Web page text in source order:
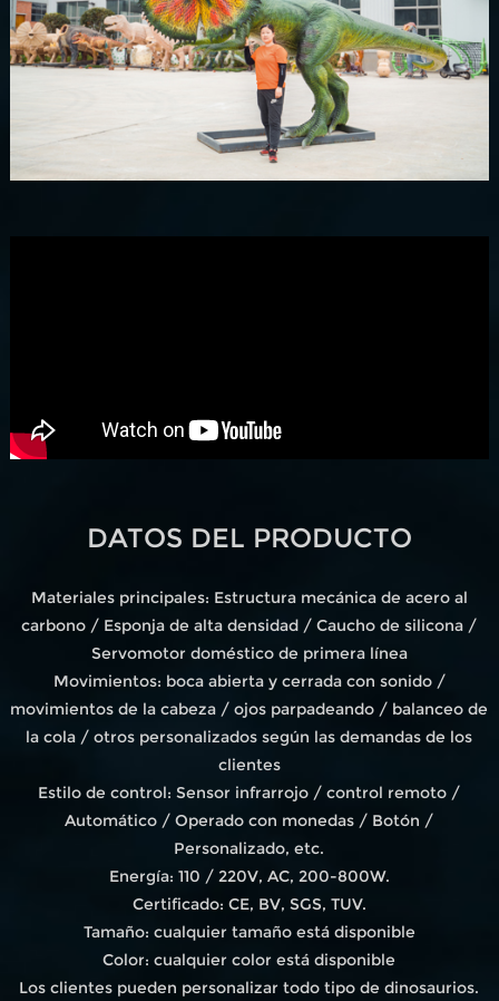
DATOS DEL PRODUCTO
Materiales principales: Estructura mecánica de acero al
carbono / Esponja de alta densidad / Caucho de silicona /
Servomotor doméstico de primera línea
Movimientos: boca abierta y cerrada con sonido /
movimientos de la cabeza / ojos parpadeando / balanceo de
la cola / otros personalizados según las demandas de los
clientes
Estilo de control: Sensor infrarrojo / control remoto /
Automático / Operado con monedas / Botón /
Personalizado, etc.
Energía: 110 / 220V, AC, 200-800W.
Certificado: CE, BV, SGS, TUV.
Tamaño: cualquier tamaño está disponible
Color: cualquier color está disponible
Los clientes pueden personalizar todo tipo de dinosaurios.